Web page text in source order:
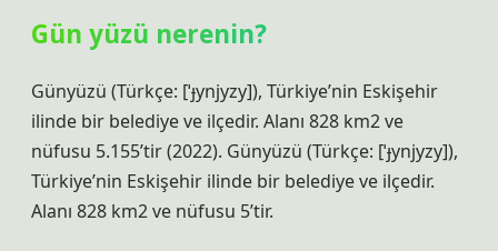
Gün yüzü nerenin?
Günyüzü (Türkçe: [ˈɟynjyzy]), Türkiye’nin Eskişehir
ilinde bir belediye ve ilçedir. Alanı 828 km2 ve
nüfusu 5.155’tir (2022). Günyüzü (Türkçe: [ˈɟynjyzy]),
Türkiye’nin Eskişehir ilinde bir belediye ve ilçedir.
Alanı 828 km2 ve nüfusu 5’tir.